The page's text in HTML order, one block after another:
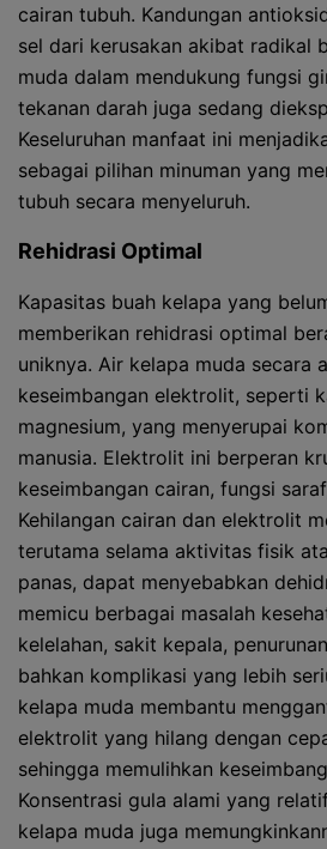
cairan tubuh. Kandungan
sel dari kerusakan akibat radikal
muda dalam mendukung fungsi
tekanan darah juga sedang
Keseluruhan manfaat ini
sebagai pilihan minuman yang
tubuh secara menyeluruh.
Rehidrasi Optimal
Kapasitas buah kelapa yang
memberikan rehidrasi optimal
uniknya. Air kelapa muda secara
keseimbangan elektrolit, seperti
magnesium, yang menyerupai
manusia. Elektrolit ini berperan
keseimbangan cairan, fungsi
Kehilangan cairan dan elektrolit
terutama selama aktivitas fisik
panas, dapat menyebabkan
memicu berbagai masalah
kelelahan, sakit kepala,
bahkan komplikasi yang lebih
kelapa muda membantu
elektrolit yang hilang dengan
sehingga memulihkan
Konsentrasi gula alami yang
kelapa muda juga